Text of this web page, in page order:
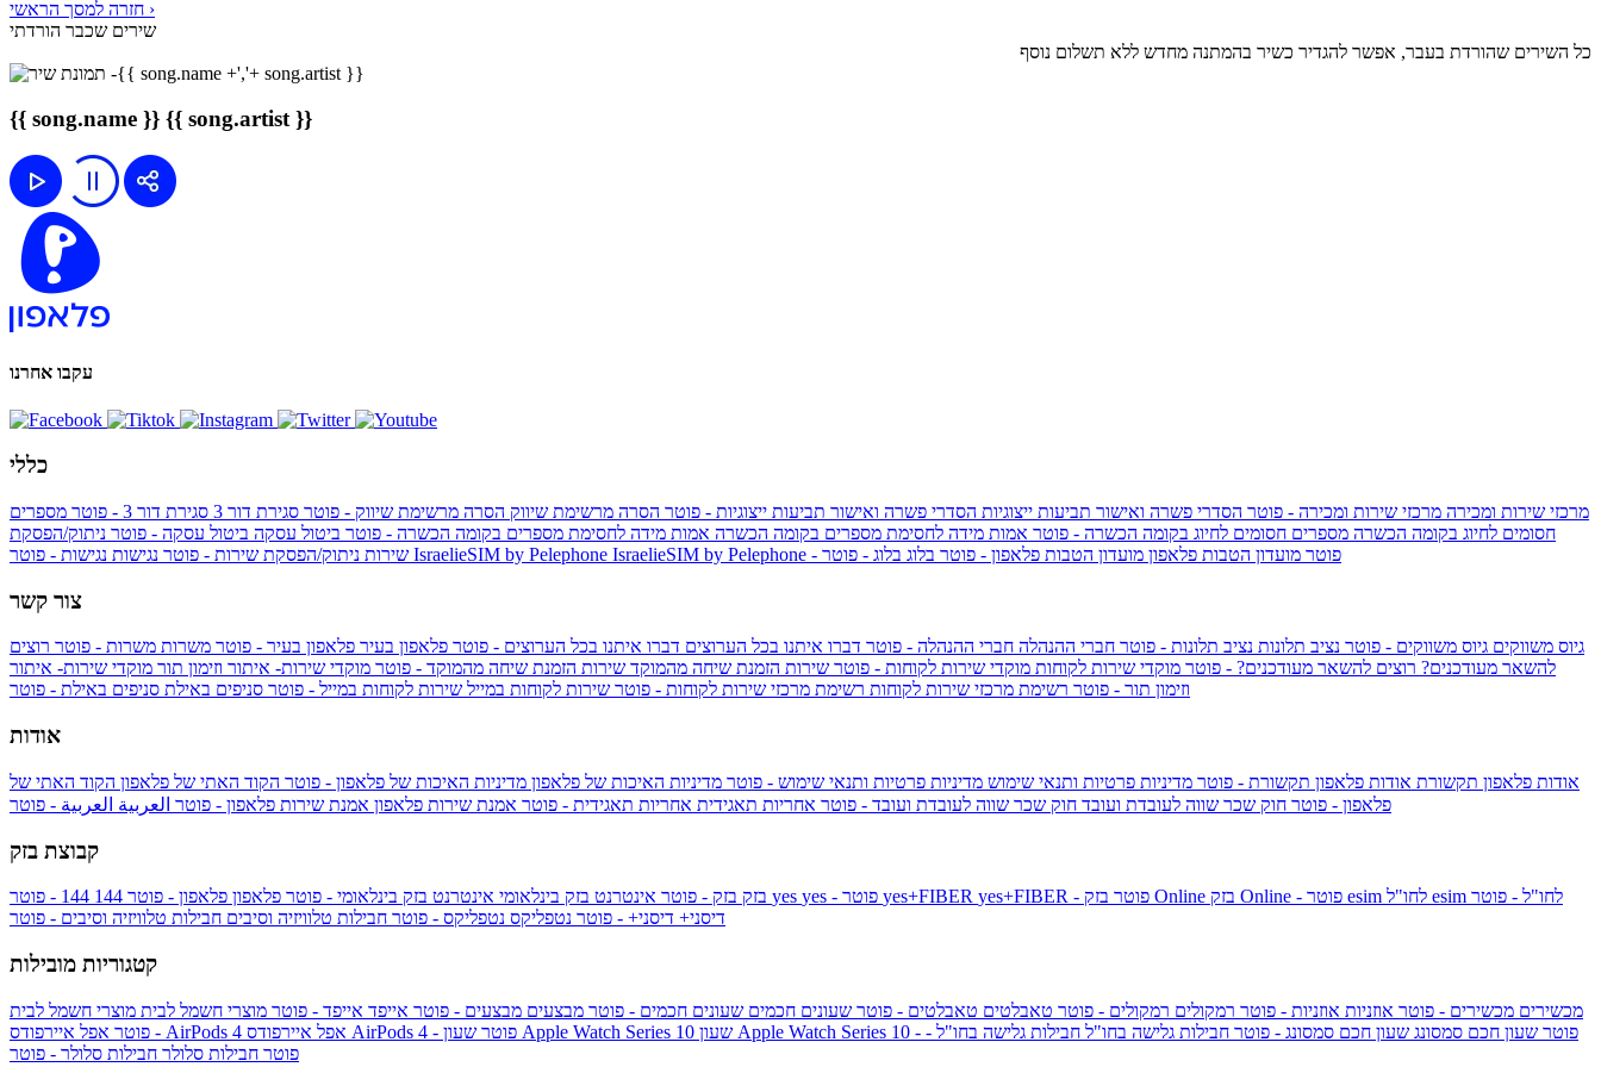
חזרה למסך הראשי ›
שירים שכבר הורדתי
כל השירים שהורדת בעבר, אפשר להגדיר כשיר בהמתנה מחדש ללא תשלום נוסף
{{ song.name }} {{ song.artist }}
עקבו אחרנו
כללי
מרכזי שירות ומכירה מרכזי שירות ומכירה - פוטר הסדרי פשרה ואישור תביעות ייצוגיות הסדרי פשרה ואישור תביעות ייצוגיות - פוטר הסרה מרשימת שיווק הסרה מרשימת שיווק - פוטר סגירת דור 3 סגירת דור 3 - פוטר
מספרים
חסומים לחיוג בקומה הכשרה מספרים חסומים לחיוג בקומה הכשרה - פוטר אמות מידה לחסימת מספרים בקומה הכשרה אמות מידה לחסימת מספרים בקומה הכשרה - פוטר ביטול עסקה ביטול עסקה - פוטר ניתוק/הפסקת
שירות ניתוק/הפסקת שירות - פוטר נגישות IsraelieSIM by Pelephone IsraelieSIM by Pelephone - פוטר מועדון הטבות פלאפון מועדון הטבות פלאפון - פוטר בלוג בלוג - פוטר
צור קשר
גיוס משווקים גיוס משווקים - פוטר נציב תלונות נציב תלונות - פוטר חברי ההנהלה חברי ההנהלה - פוטר דברו איתנו בכל הערוצים דברו איתנו בכל הערוצים - פוטר פלאפון בעיר פלאפון בעיר - פוטר משרות משרות - פוטר רוצים
להשאר מעודכנים? רוצים להשאר מעודכנים? - פוטר מוקדי שירות לקוחות מוקדי שירות לקוחות - פוטר שירות הזמנת שיחה מהמוקד שירות הזמנת שיחה מהמוקד - פוטר מוקדי שירות- איתור וזימון תור מוקדי שירות- איתור
וזימון תור - פוטר רשימת מרכזי שירות לקוחות רשימת מרכזי שירות לקוחות - פוטר שירות לקוחות במייל שירות לקוחות במייל - פוטר סניפים באילת סניפים באילת - פוטר
אודות
אודות פלאפון תקשורת אודות פלאפון תקשורת - פוטר מדיניות פרטיות ותנאי שימוש מדיניות פרטיות ותנאי שימוש - פוטר מדיניות האיכות של פלאפון מדיניות האיכות של פלאפון - פוטר הקוד האתי של פלאפון הקוד האתי של
פלאפון - פוטר חוק שכר שווה לעובדת ועובד חוק שכר שווה לעובדת ועובד - פוטר אחריות תאגידית אחריות תאגידית - פוטר אמנת שירות פלאפון אמנת שירות פלאפון - פוטר العربية العربية - פוטר
קבוצת בזק
בזק בזק - פוטר אינטרנט בזק בינלאומי אינטרנט בזק בינלאומי - פוטר פלאפון פלאפון - פוטר 144 yes yes+FIBER yes+FIBER - פוטר בזק Online
esim לחו"ל - פוטר
דיסני+ דיסני+ - פוטר נטפליקס נטפליקס - פוטר חבילות טלוויזיה וסיבים חבילות טלוויזיה וסיבים - פוטר
קטגוריות מובילות
מכשירים מכשירים - פוטר אוזניות אוזניות - פוטר רמקולים רמקולים - פוטר טאבלטים טאבלטים - פוטר שעונים חכמים שעונים חכמים - פוטר מבצעים מבצעים - פוטר אייפד אייפד - פוטר מוצרי חשמל לבית מוצרי חשמל לבית
- פוטר אפל איירפודס AirPods 4 אפל איירפודס AirPods 4 - פוטר שעון Apple Watch Series 10 שעון Apple Watch Series 10 - פוטר שעון חכם סמסונג שעון חכם סמסונג - פוטר חבילות גלישה בחו"ל חבילות גלישה בחו"ל -
פוטר חבילות סלולר חבילות סלולר - פוטר